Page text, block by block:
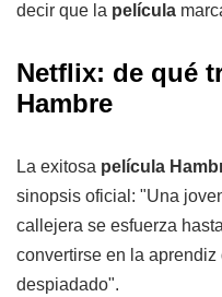
decir que la película
Netflix: de qué
Hambre
La exitosa película
sinopsis oficial: "Una
callejera se esfuerza
convertirse en la
despiadado".